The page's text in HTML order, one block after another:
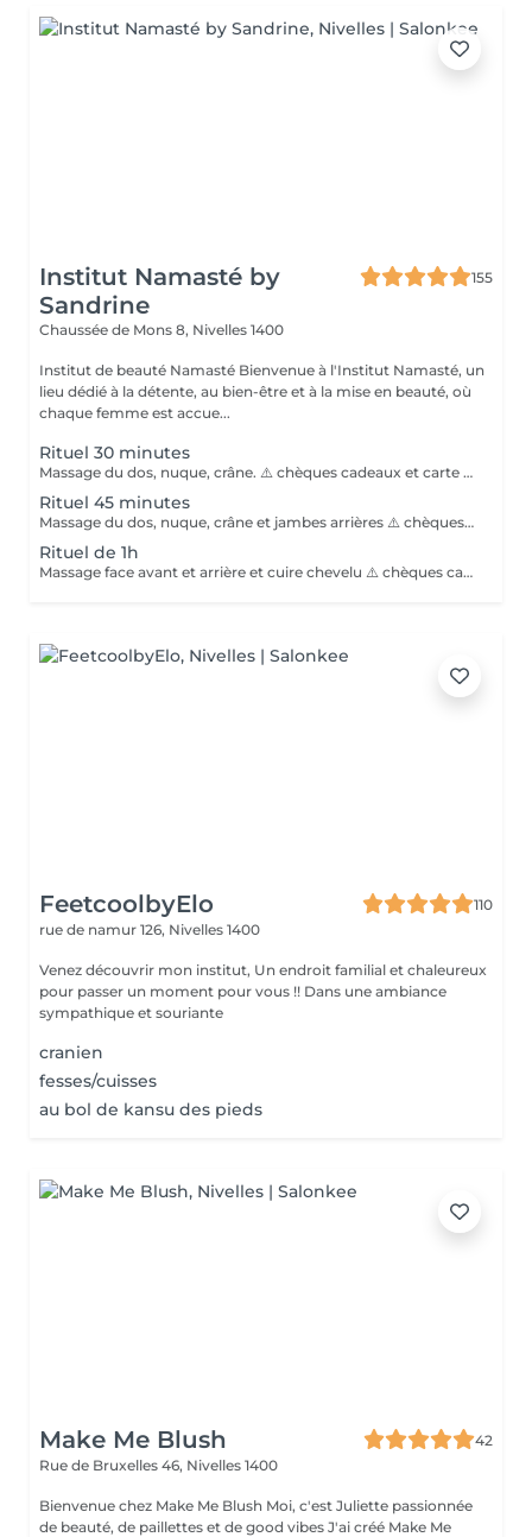
Institut Namasté by
Sandrine
155
Chaussée de Mons 8, Nivelles 1400
Institut de beauté Namasté Bienvenue à l'Institut Namasté, un
lieu dédié à la détente, au bien-être et à la mise en beauté, où
chaque femme est accue...
Rituel 30 minutes
Massage du dos, nuque, crâne. ⚠️ chèques cadeaux et carte de fidélités ne sont pas acceptées pour ces promotions ⚠️
Rituel 45 minutes
Massage du dos, nuque, crâne et jambes arrières ⚠️ chèques cadeaux et carte de fidélités ne sont pas acceptées pour ces promotions ⚠️
Rituel de 1h
Massage face avant et arrière et cuire chevelu ⚠️ chèques cadeaux et carte de fidélités ne sont pas acceptées pour ces promotions ⚠️
FeetcoolbyElo
110
rue de namur 126, Nivelles 1400
Venez découvrir mon institut, Un endroit familial et chaleureux
pour passer un moment pour vous !! Dans une ambiance
sympathique et souriante
cranien
fesses/cuisses
au bol de kansu des pieds
Make Me Blush
42
Rue de Bruxelles 46, Nivelles 1400
Bienvenue chez Make Me Blush Moi, c'est Juliette passionnée
de beauté, de paillettes et de good vibes J'ai créé Make Me